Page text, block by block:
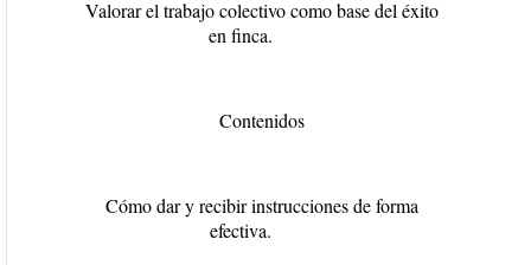
Valorar el trabajo colectivo como base del éxito
en finca.
Contenidos
Cómo dar y recibir instrucciones de forma
efectiva.